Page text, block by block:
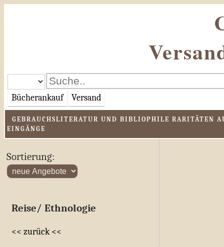
Bücherankauf Versand
GEBRAUCHSLITERATUR UND BIBLIOPHILE RARITÄTEN
EINGÄNGE
Sortierung:
Reise/ Ethnologie
<< zurück <<